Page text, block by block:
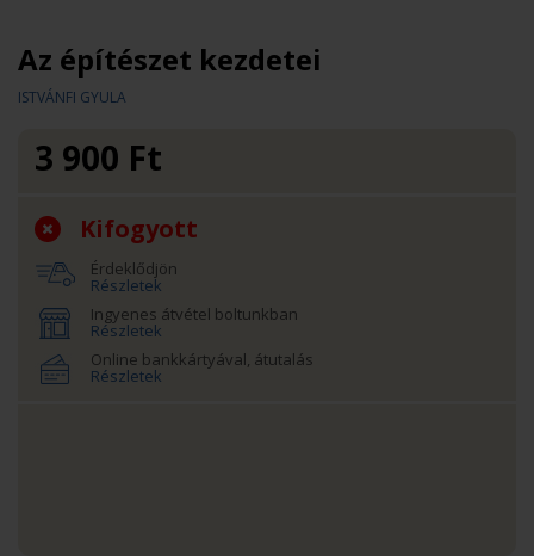
Az építészet kezdetei
ISTVÁNFI GYULA
3 900 Ft
Kifogyott
Érdeklődjön
Részletek
Ingyenes átvétel boltunkban
Részletek
Online bankkártyával, átutalás
Részletek